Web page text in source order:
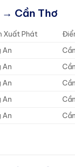
→ Cần Thơ
Xuất Phát
An
An
An
An
An